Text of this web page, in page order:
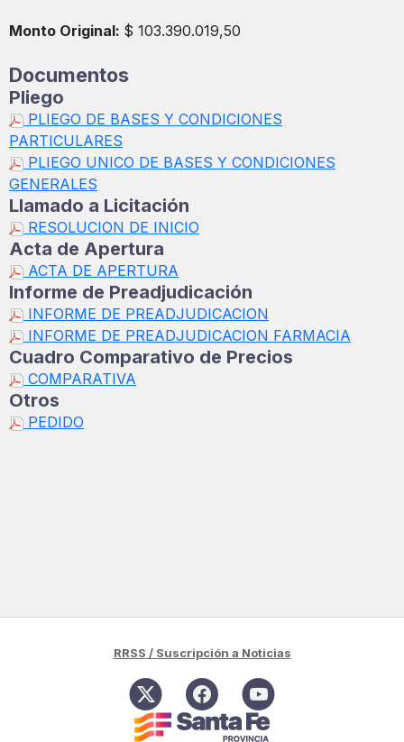
Monto Original: $ 103.390.019,50
Documentos
Pliego
PLIEGO DE BASES Y CONDICIONES
PARTICULARES
PLIEGO UNICO DE BASES Y CONDICIONES
GENERALES
Llamado a Licitación
RESOLUCION DE INICIO
Acta de Apertura
ACTA DE APERTURA
Informe de Preadjudicación
INFORME DE PREADJUDICACION
INFORME DE PREADJUDICACION FARMACIA
Cuadro Comparativo de Precios
COMPARATIVA
Otros
PEDIDO
RRSS / Suscripción a Noticias